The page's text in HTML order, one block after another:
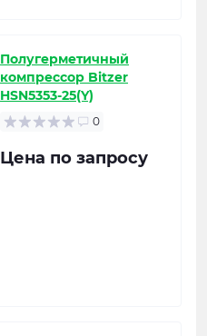
Полугерметичный
компрессор Bitzer
HSN5353-25(Y)
0
Цена по запросу